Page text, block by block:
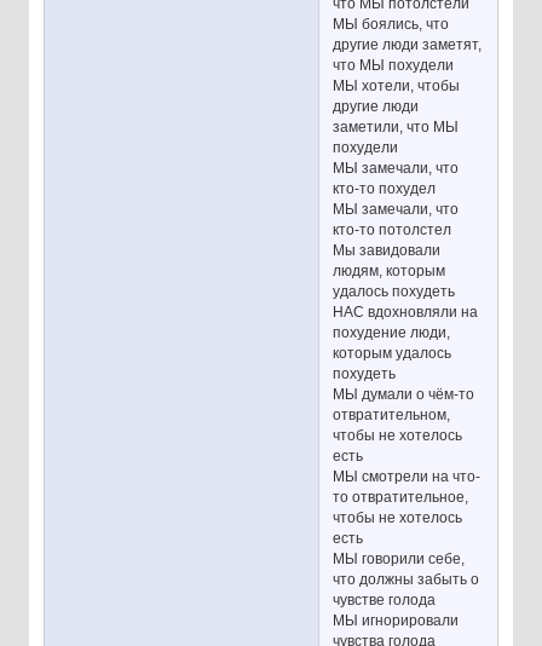
что МЫ потолстели
МЫ боялись, что
другие люди заметят,
что МЫ похудели
МЫ хотели, чтобы
другие люди
заметили, что МЫ
похудели
МЫ замечали, что
кто-то похудел
МЫ замечали, что
кто-то потолстел
Мы завидовали
людям, которым
удалось похудеть
НАС вдохновляли на
похудение люди,
которым удалось
похудеть
МЫ думали о чём-то
отвратительном,
чтобы не хотелось
есть
МЫ смотрели на что-
то отвратительное,
чтобы не хотелось
есть
МЫ говорили себе,
что должны забыть о
чувстве голода
МЫ игнорировали
чувства голода